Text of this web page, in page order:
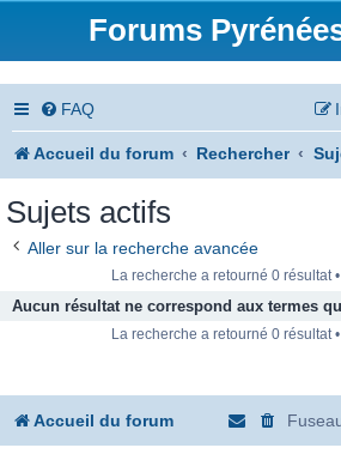
Forums
FAQ
Accueil du forum Rechercher
Sujets actifs
Aller sur la recherche avancée
La recherche a retourné 0 résultat
Aucun résultat ne correspond aux termes
La recherche a retourné 0 résultat
Accueil du forum